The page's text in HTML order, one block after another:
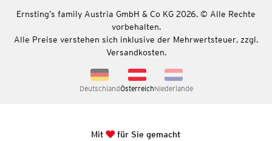
Ernsting’s family Austria GmbH & Co KG 2026. © Alle Rechte
vorbehalten.
Alle Preise verstehen sich inklusive der Mehrwertsteuer, zzgl.
Versandkosten.
DeutschlandÖsterreichNiederlande
Mit für Sie gemacht